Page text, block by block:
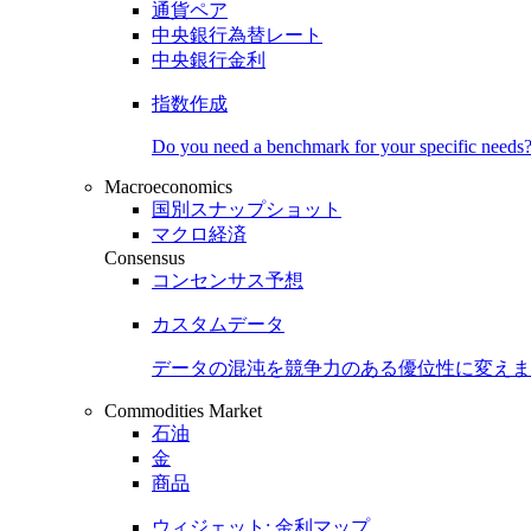
通貨ペア
中央銀行為替レート
中央銀行金利
指数作成
Do you need a benchmark for your specific needs?
Macroeconomics
国別スナップショット
マクロ経済
Consensus
コンセンサス予想
カスタムデータ
データの混沌を競争力のある優位性に変え
Commodities Market
石油
金
商品
ウィジェット: 金利マップ